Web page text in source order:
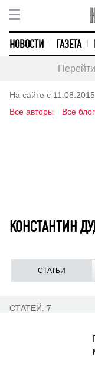
НОВОСТИ ГАЗЕТА
На сайте с 11.08.2015
Все авторы
Все
КОНСТАНТИН
СТАТЬИ
СТАТЕЙ: 7